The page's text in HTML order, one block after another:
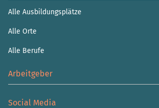
Alle Ausbildungsplätze
Alle Orte
Alle Berufe
Arbeitgeber
Social Media